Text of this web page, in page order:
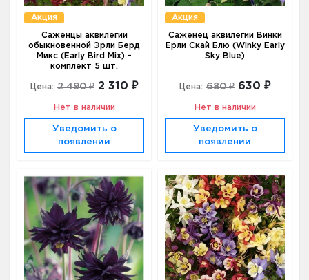
Акция
Саженцы аквилегии
обыкновенной Эрли Берд
Микс (Early Bird Mix) -
комплект 5 шт.
Цена: 2 490 ₽ 2 310 ₽
Нет в наличии
Уведомить о
появлении
Акция
Саженец аквилегии Винки
Ерли Скай Блю (Winky Early
Sky Blue)
Цена: 680 ₽ 630 ₽
Нет в наличии
Уведомить о
появлении